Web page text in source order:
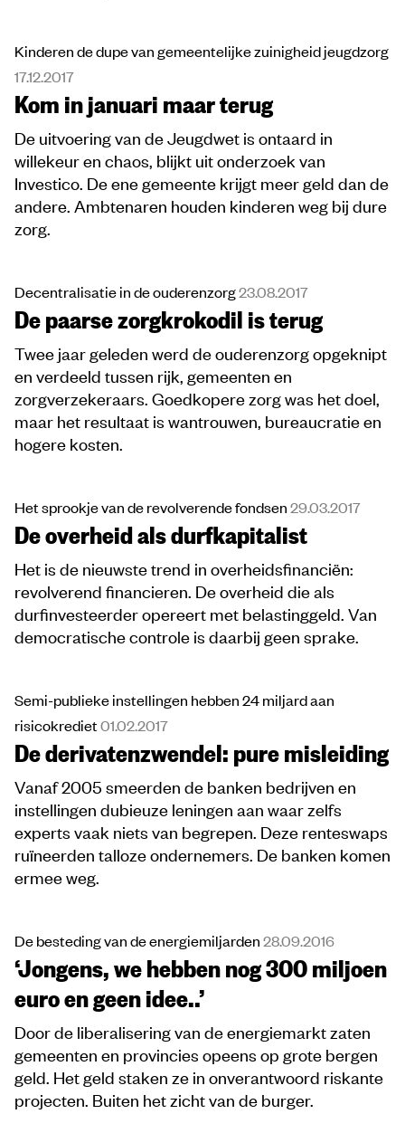
Kinderen de dupe van gemeentelijke zuinigheid jeugdzorg
17.12.2017
Kom in januari maar terug
De uitvoering van de Jeugdwet is ontaard in
willekeur en chaos, blijkt uit onderzoek van
Investico. De ene gemeente krijgt meer geld dan de
andere. Ambtenaren houden kinderen weg bij dure
zorg.
Decentralisatie in de ouderenzorg23.08.2017
De paarse zorgkrokodil is terug
Twee jaar geleden werd de ouderenzorg opgeknipt
en verdeeld tussen rijk, gemeenten en
zorgverzekeraars. Goedkopere zorg was het doel,
maar het resultaat is wantrouwen, bureaucratie en
hogere kosten.
Het sprookje van de revolverende fondsen29.03.2017
De overheid als durfkapitalist
Het is de nieuwste trend in overheidsfinanciën:
revolverend financieren. De overheid die als
durfinvesteerder opereert met belastinggeld. Van
democratische controle is daarbij geen sprake.
Semi-publieke instellingen hebben 24 miljard aan
risicokrediet01.02.2017
De derivatenzwendel: pure misleiding
Vanaf 2005 smeerden de banken bedrijven en
instellingen dubieuze leningen aan waar zelfs
experts vaak niets van begrepen. Deze renteswaps
ruïneerden talloze ondernemers. De banken komen
ermee weg.
De besteding van de energiemiljarden28.09.2016
‘Jongens, we hebben nog 300 miljoen
euro en geen idee..’
Door de liberalisering van de energiemarkt zaten
gemeenten en provincies opeens op grote bergen
geld. Het geld staken ze in onverantwoord riskante
projecten. Buiten het zicht van de burger.